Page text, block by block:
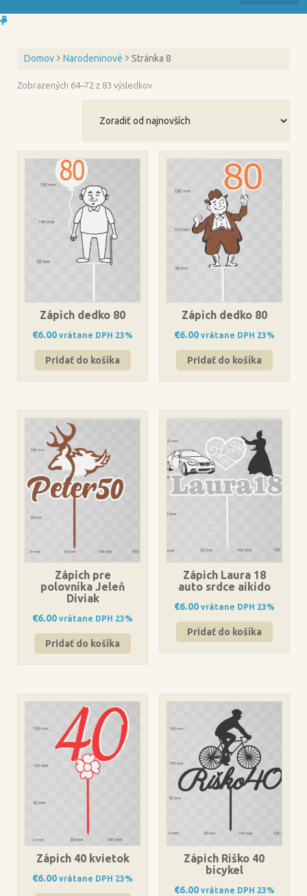
Domov Narodeninové Stránka 8
Zobrazených 64–72 z 83 výsledkovZoradené
Zápich dedko 80
€6.00 vrátane DPH 23%
Pridať do košíka
Zápich dedko 80
€6.00 vrátane DPH 23%
Pridať do košíka
Zápich pre
polovníka Jeleň
Diviak
€6.00 vrátane DPH 23%
Pridať do košíka
Zápich Laura 18
auto srdce aikido
€6.00 vrátane DPH 23%
Pridať do košíka
Zápich 40 kvietok
€6.00 vrátane DPH 23%
Zápich Riško 40
bicykel
€6.00 vrátane DPH 23%